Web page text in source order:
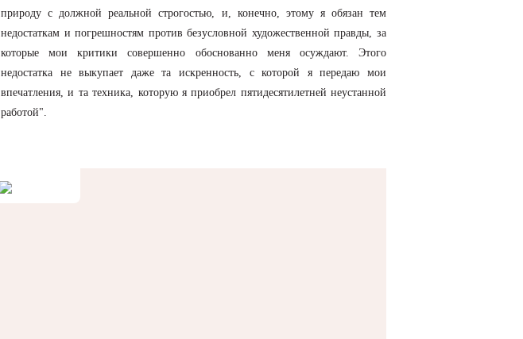
природу с должной реальной строгостью, и, конечно, этому я обязан тем
недостаткам и погрешностям против безусловной художественной правды, за
которые мои критики совершенно обоснованно меня осуждают. Этого
недостатка не выкупает даже та искренность, с которой я передаю мои
впечатления, и та техника, которую я приобрел пятидесятилетней неустанной
работой".